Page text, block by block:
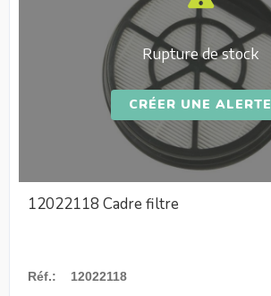
Rupture de stock
CRÉER UNE ALERTE
12022118 Cadre filtre
Réf.: 12022118